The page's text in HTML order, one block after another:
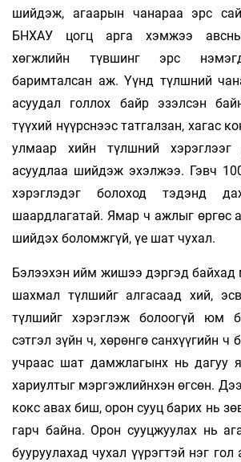
шийдэж, агаарын чанараа эрс
БНХАУ цогц арга хэмжээ
хөгжлийн түвшинг эрс
баримталсан аж. Үүнд түлшний
асуудал голлох байр эзэлсэн
түүхий нүүрснээс татгалзан, хагас
улмаар хийн түлшний
асуудлаа шийдэж эхэлжээ. Гэвч
хэрэглэдэг болоход тэдэнд
шаардлагатай. Ямар ч ажлыг өргөс
шийдэх боломжгүй, үе шат чухал.
Бэлээхэн ийм жишээ дэргэд байхад
шахмал түлшийг алгасаад хий,
түлшийг хэрэглэж болоогүй юм
сэтгэл зүйн ч, хөрөнгө санхүүгийн ч
учраас шат дамжлагынх нь дагуу
хариултыг мэргэжлийнхэн өгсөн.
кокс авах биш, орон сууц барих нь
гарч байна. Орон сууцжуулах нь
бууруулахад чухал үүрэгтэй нэг